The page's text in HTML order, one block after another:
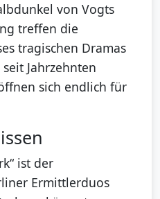
von Vogts
treffen die
tragischen Dramas
Jahrzehnten
sich endlich für
ist der
Ermittlerduos